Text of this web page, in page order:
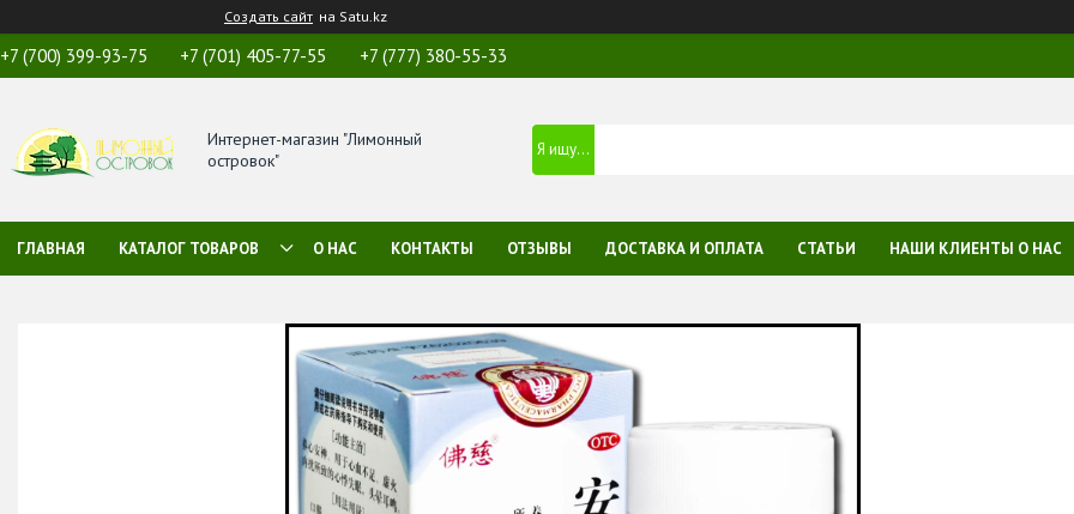
Создать сайт на Satu.kz
+7 (700) 399-93-75 +7 (701) 405-77-55 +7 (777) 380-55-33
Интернет-магазин "Лимонный
островок"
ГЛАВНАЯ КАТАЛОГ ТОВАРОВ О НАС КОНТАКТЫ ОТЗЫВЫ ДОСТАВКА И ОПЛАТА СТАТЬИ НАШИ КЛИЕНТЫ О НАС